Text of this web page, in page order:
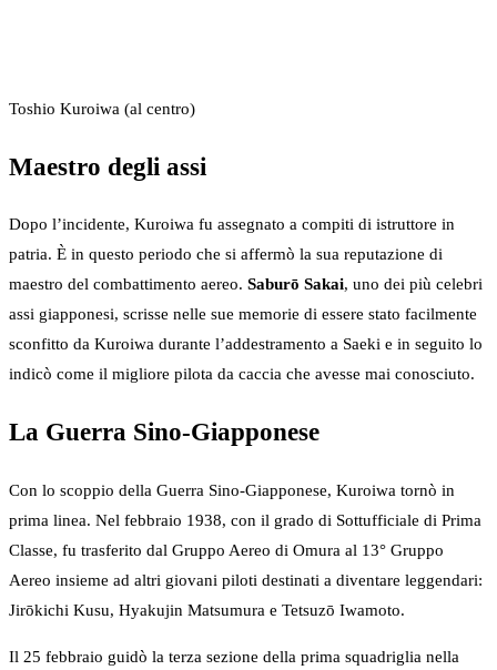
Toshio Kuroiwa (al centro)
Maestro degli assi
Dopo l’incidente, Kuroiwa fu assegnato a compiti di istruttore in
patria. È in questo periodo che si affermò la sua reputazione di
maestro del combattimento aereo. Saburō Sakai, uno dei più celebri
assi giapponesi, scrisse nelle sue memorie di essere stato facilmente
sconfitto da Kuroiwa durante l’addestramento a Saeki e in seguito lo
indicò come il migliore pilota da caccia che avesse mai conosciuto.
La Guerra Sino-Giapponese
Con lo scoppio della Guerra Sino-Giapponese, Kuroiwa tornò in
prima linea. Nel febbraio 1938, con il grado di Sottufficiale di Prima
Classe, fu trasferito dal Gruppo Aereo di Omura al 13° Gruppo
Aereo insieme ad altri giovani piloti destinati a diventare leggendari:
Jirōkichi Kusu, Hyakujin Matsumura e Tetsuzō Iwamoto.
Il 25 febbraio guidò la terza sezione della prima squadriglia nella